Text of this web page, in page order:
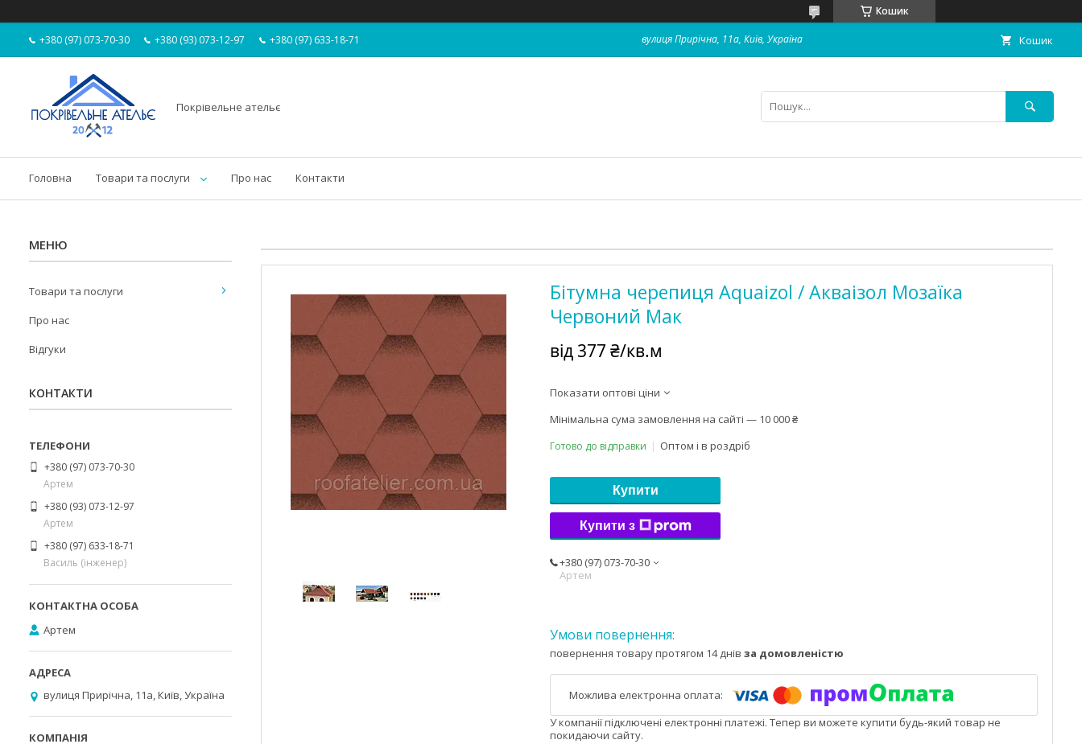
Кошик
+380 (97) 073-70-30 +380 (93) 073-12-97 +380 (97) 633-18-71 вулиця Прирічна, 11а, Київ, Україна Кошик
Покрівельне ательє
Головна Товари та послуги Про нас Контакти
Бітумна черепиця Aquaizol / Акваізол Мозаїка
Червоний Мак
від 377 ₴/кв.м
Показати оптові ціни
Мінімальна сума замовлення на сайті — 10 000 ₴
Готово до відправки Оптом і в роздріб
Купити
Купити з
+380 (97) 073-70-30
Артем
повернення товару протягом 14 днів за домовленістю
У компанії підключені електронні платежі. Тепер ви можете купити будь-який товар не
покидаючи сайту.
Товари та послуги
Про нас
Відгуки
КОНТАКТИ
+380 (97) 073-70-30
Артем
+380 (93) 073-12-97
Артем
+380 (97) 633-18-71
Василь (інженер)
Артем
вулиця Прирічна, 11а, Київ, Україна